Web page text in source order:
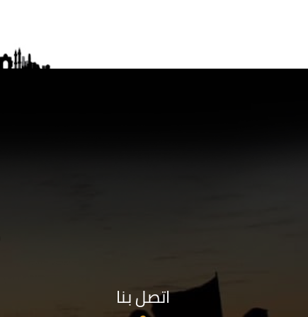
اتصل بنا